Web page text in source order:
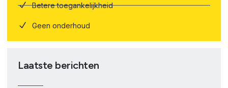
Betere toegankelijkheid
Geen onderhoud
Laatste berichten